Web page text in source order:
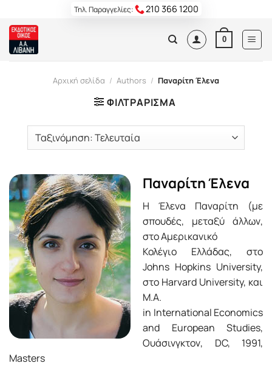
content
Τηλ. Παραγγελίες: 210 366 1200
0
Αρχική σελίδα / Authors / Παναρίτη Έλενα
ΦΙΛΤΡΆΡΙΣΜΑ
Παναρίτη Έλενα
Η Έλενα Παναρίτη (με
σπουδές, μεταξύ άλλων,
στο Αμερικανικό
Κολέγιο Ελλάδας, στο
Johns Hopkins University,
στο Harvard University, και
M.A.
in International Economics
and European Studies,
Ουάσινγκτον, DC, 1991,
Masters